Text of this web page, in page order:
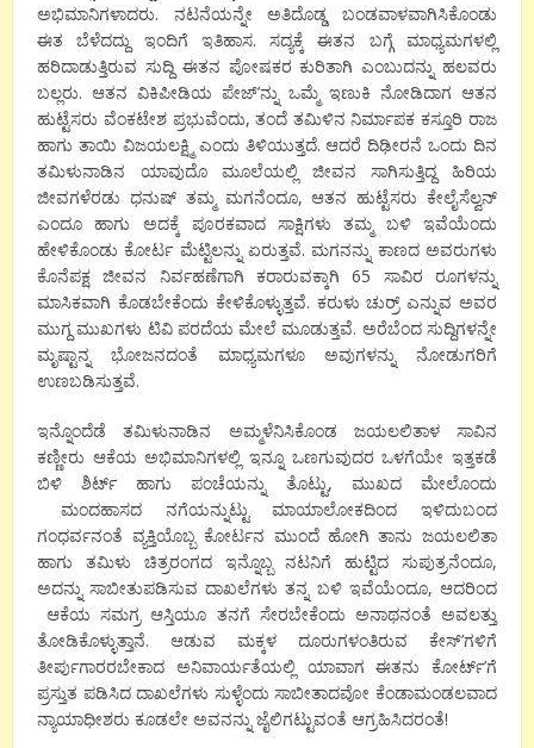
ಅಭಿಮಾನಿಗಳಾದರು. ನಟನೆಯನ್ನೇ ಅತಿದೊಡ್ಡ ಬಂಡವಾಳವಾಗಿಸಿಕೊಂಡು
ಈತ ಬೆಳೆದದ್ದು ಇಂದಿಗೆ ಇತಿಹಾಸ. ಸದ್ಯಕ್ಕೆ ಈತನ ಬಗ್ಗೆ ಮಾಧ್ಯಮಗಳಲ್ಲಿ
ಹರಿದಾಡುತ್ತಿರುವ ಸುದ್ದಿ ಈತನ ಪೋಷಕರ ಕುರಿತಾಗಿ ಎಂಬುದನ್ನು ಹಲವರು
ಬಲ್ಲರು. ಆತನ ವಿಕಿಪೀಡಿಯ ಪೇಜ್’ನ್ನು ಒಮ್ಮೆ ಇಣುಕಿ ನೋಡಿದಾಗ ಆತನ
ಹುಟ್ಟೆಸರು ವೆಂಕಟೇಶ ಪ್ರಭುವೆಂದು, ತಂದೆ ತಮಿಳಿನ ನಿರ್ಮಾಪಕ ಕಸ್ತೂರಿ ರಾಜ
ಹಾಗು ತಾಯಿ ವಿಜಯಲಕ್ಷ್ಮಿ ಎಂದು ತಿಳಿಯುತ್ತದೆ. ಆದರೆ ದಿಢೀರನೆ ಒಂದು ದಿನ
ತಮಿಳುನಾಡಿನ ಯಾವುದೊ ಮೂಲೆಯಲ್ಲಿ ಜೀವನ ಸಾಗಿಸುತ್ತಿದ್ದ ಹಿರಿಯ
ಜೀವಗಳೆರಡು ಧನುಷ್ ತಮ್ಮ ಮಗನೆಂದೂ, ಆತನ ಹುಟ್ಟೆಸರು ಕೇಲೈಸೆಲ್ವನ್
ಎಂದೂ ಹಾಗು ಅದಕ್ಕೆ ಪೂರಕವಾದ ಸಾಕ್ಷಿಗಳು ತಮ್ಮ ಬಳಿ ಇವೆಯೆಂದು
ಹೇಳಿಕೊಂಡು ಕೋರ್ಟ ಮೆಟ್ಟಿಲನ್ನು ಏರುತ್ತವೆ. ಮಗನನ್ನು ಕಾಣದ ಅವರುಗಳು
ಕೊನೆಪಕ್ಷ ಜೀವನ ನಿರ್ವಹಣೆಗಾಗಿ ಕರಾರುವಕ್ಕಾಗಿ 65 ಸಾವಿರ ರೂಗಳನ್ನು
ಮಾಸಿಕವಾಗಿ ಕೊಡಬೇಕೆಂದು ಕೇಳಿಕೊಳ್ಳುತ್ತವೆ. ಕರುಳು ಚುರ್ರ್ ಎನ್ನುವ ಅವರ
ಮುಗ್ದ ಮುಖಗಳು ಟಿವಿ ಪರದೆಯ ಮೇಲೆ ಮೂಡುತ್ತವೆ. ಅರೆಬೆಂದ ಸುದ್ದಿಗಳನ್ನೇ
ಮೃಷ್ಟಾನ್ನ ಭೋಜನದಂತೆ ಮಾಧ್ಯಮಗಳೂ ಅವುಗಳನ್ನು ನೋಡುಗರಿಗೆ
ಉಣಬಡಿಸುತ್ತವೆ.
ಇನ್ನೊಂದೆಡೆ ತಮಿಳುನಾಡಿನ ಅಮ್ಮಳೆನಿಸಿಕೊಂಡ ಜಯಲಲಿತಾಳ ಸಾವಿನ
ಕಣ್ಣೀರು ಆಕೆಯ ಅಭಿಮಾನಿಗಳಲ್ಲಿ ಇನ್ನೂ ಒಣಗುವುದರ ಒಳಗೆಯೇ ಇತ್ತಕಡೆ
ಬಿಳಿ ಶಿರ್ಟ್ ಹಾಗು ಪಂಚೆಯನ್ನು ತೊಟ್ಟು, ಮುಖದ ಮೇಲೊಂದು
ಮಂದಹಾಸದ ನಗೆಯನ್ನುಟ್ಟು ಮಾಯಾಲೋಕದಿಂದ ಇಳಿದುಬಂದ
ಗಂಧರ್ವನಂತೆ ವ್ಯಕ್ತಿಯೊಬ್ಬ ಕೋರ್ಟನ ಮುಂದೆ ಹೋಗಿ ತಾನು ಜಯಲಲಿತಾ
ಹಾಗು ತಮಿಳು ಚಿತ್ರರಂಗದ ಇನ್ನೊಬ್ಬ ನಟನಿಗೆ ಹುಟ್ಟಿದ ಸುಪುತ್ರನೆಂದೂ,
ಅದನ್ನು ಸಾಬೀತುಪಡಿಸುವ ದಾಖಲೆಗಳು ತನ್ನ ಬಳಿ ಇವೆಯೆಂದೂ, ಆದರಿಂದ
ಆಕೆಯ ಸಮಗ್ರ ಆಸ್ತಿಯೂ ತನಗೆ ಸೇರಬೇಕೆಂದು ಅನಾಥನಂತೆ ಅವಲತ್ತು
ತೋಡಿಕೊಳ್ಳುತ್ತಾನೆ. ಆಡುವ ಮಕ್ಕಳ ದೂರುಗಳಂತಿರುವ ಕೇಸ್’ಗಳಿಗೆ
ತೀರ್ಪುಗಾರರಬೇಕಾದ ಅನಿವಾರ್ಯತೆಯಲ್ಲಿ ಯಾವಾಗ ಈತನು ಕೋರ್ಟ್’ಗೆ
ಪ್ರಸ್ತುತ ಪಡಿಸಿದ ದಾಖಲೆಗಳು ಸುಳ್ಳೆಂದು ಸಾಬೀತಾದವೋ ಕೆಂಡಾಮಂಡಲವಾದ
ನ್ಯಾಯಾಧೀಶರು ಕೂಡಲೇ ಅವನನ್ನು ಜೈಲಿಗಟ್ಟುವಂತೆ ಆಗ್ರಹಿಸಿದರಂತೆ!